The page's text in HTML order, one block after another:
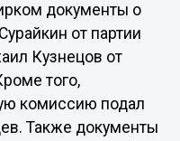
документы о
от партии
Кузнецов от
того,
комиссию подал
Также документы